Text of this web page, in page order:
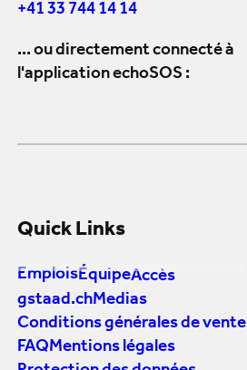
+41 33 744 14 14
... ou directement connecté à
l'application echoSOS :
Quick Links
EmploisÉquipeAccès
gstaad.chMedias
Conditions générales de vente
FAQMentions légales